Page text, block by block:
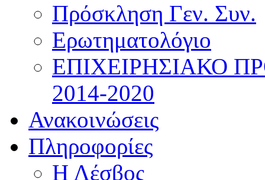
Πρόσκληση Γεν. Συν.
Ερωτηματολόγιο
ΕΠΙΧΕΙΡΗΣΙΑΚΟ
2014-2020
Ανακοινώσεις
Πληροφορίες
Η Λέσβος